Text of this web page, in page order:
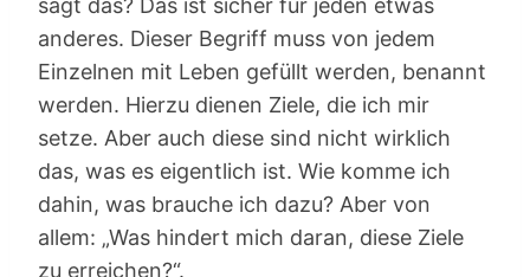
sagt das? Das ist sicher für jeden etwas
anderes. Dieser Begriff muss von jedem
Einzelnen mit Leben gefüllt werden, benannt
werden. Hierzu dienen Ziele, die ich mir
setze. Aber auch diese sind nicht wirklich
das, was es eigentlich ist. Wie komme ich
dahin, was brauche ich dazu? Aber von
allem: „Was hindert mich daran, diese Ziele
zu erreichen?“.